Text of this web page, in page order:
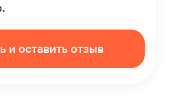
и оставить отзыв